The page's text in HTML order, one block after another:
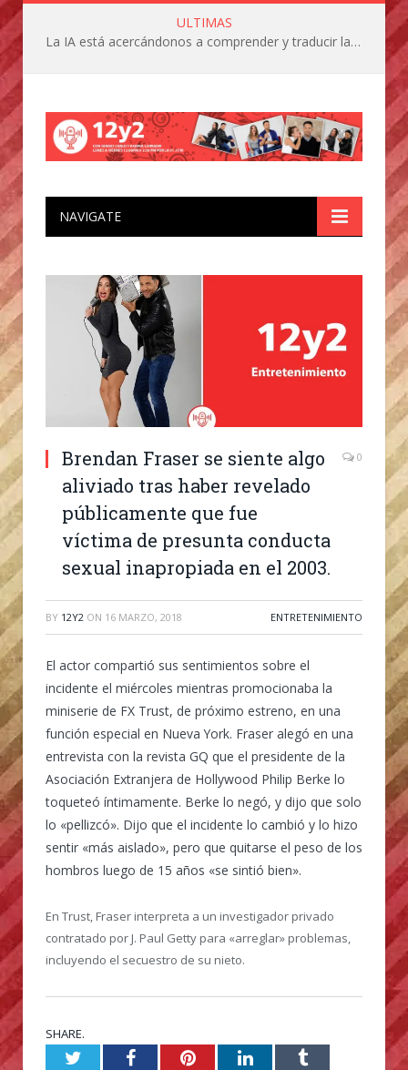
ULTIMAS
La IA está acercándonos a comprender y traducir las vocalizaciones y comportamientos de nuestras mascotas
NAVIGATE
Brendan Fraser se siente algo
aliviado tras haber revelado
públicamente que fue
víctima de presunta conducta
sexual inapropiada en el 2003.
0
BY 12Y2 ON 16 MARZO, 2018 ENTRETENIMIENTO
El actor compartió sus sentimientos sobre el
incidente el miércoles mientras promocionaba la
miniserie de FX Trust, de próximo estreno, en una
función especial en Nueva York. Fraser alegó en una
entrevista con la revista GQ que el presidente de la
Asociación Extranjera de Hollywood Philip Berke lo
toqueteó íntimamente. Berke lo negó, y dijo que solo
lo «pellizcó». Dijo que el incidente lo cambió y lo hizo
sentir «más aislado», pero que quitarse el peso de los
hombros luego de 15 años «se sintió bien».
En Trust, Fraser interpreta a un investigador privado
contratado por J. Paul Getty para «arreglar» problemas,
incluyendo el secuestro de su nieto.
SHARE.
TwitterFacebookPinterestLinkedInTumblr